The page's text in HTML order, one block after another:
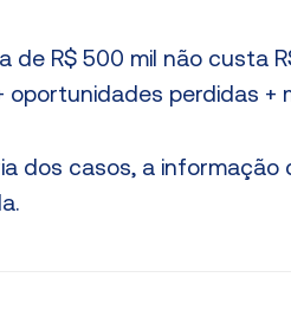
de R$ 500 mil não custa
oportunidades perdidas +
dos casos, a informação